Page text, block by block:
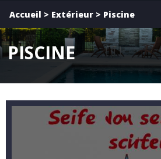
Accueil > Extérieur > Piscine
PISCINE